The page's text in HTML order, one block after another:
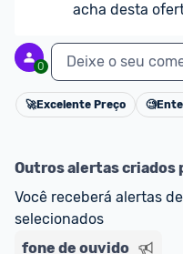
acha desta
0 Deixe o seu
🚀Excelente Preço 🧐
Outros alertas criados
Você receberá alertas
selecionados
fone de ouvido